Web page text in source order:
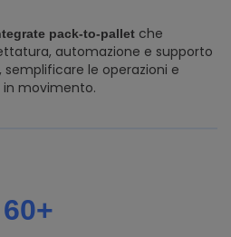
pack-to-pallet che
automazione e supporto
semplificare le operazioni e
movimento.
60+